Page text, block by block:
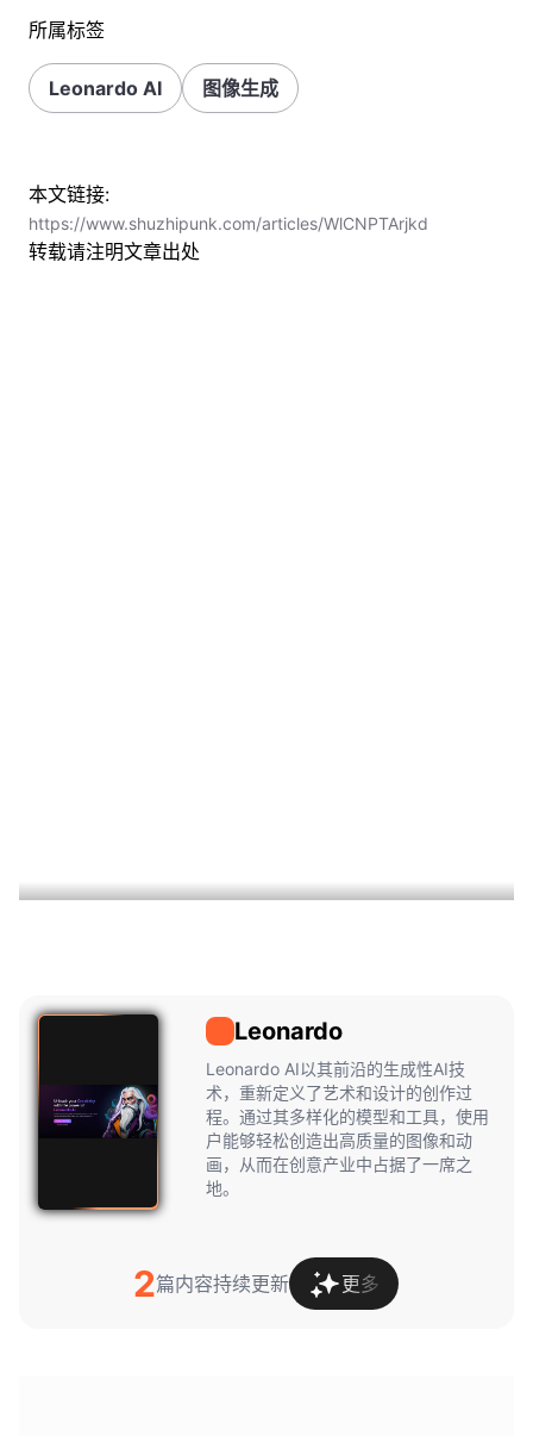
所属标签
Leonardo AI 图像生成
本文链接:
https://www.shuzhipunk.com/articles/WlCNPTArjkd
转载请注明文章出处
Leonardo
Leonardo AI以其前沿的生成性AI技
术，重新定义了艺术和设计的创作过
程。通过其多样化的模型和工具，使用
户能够轻松创造出高质量的图像和动
画，从而在创意产业中占据了一席之
地。
2篇内容持续更新 更多